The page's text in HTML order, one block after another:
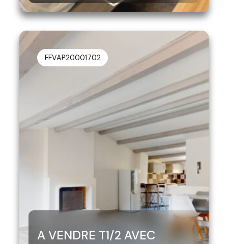
FFVAP20001702
A VENDRE T1/2 AVEC